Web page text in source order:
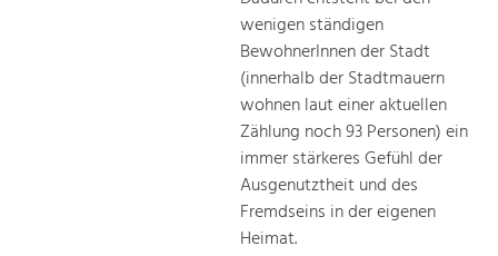
wenigen ständigen
BewohnerInnen der Stadt
(innerhalb der Stadtmauern
wohnen laut einer aktuellen
Zählung noch 93 Personen) ein
immer stärkeres Gefühl der
Ausgenutztheit und des
Fremdseins in der eigenen
Heimat.